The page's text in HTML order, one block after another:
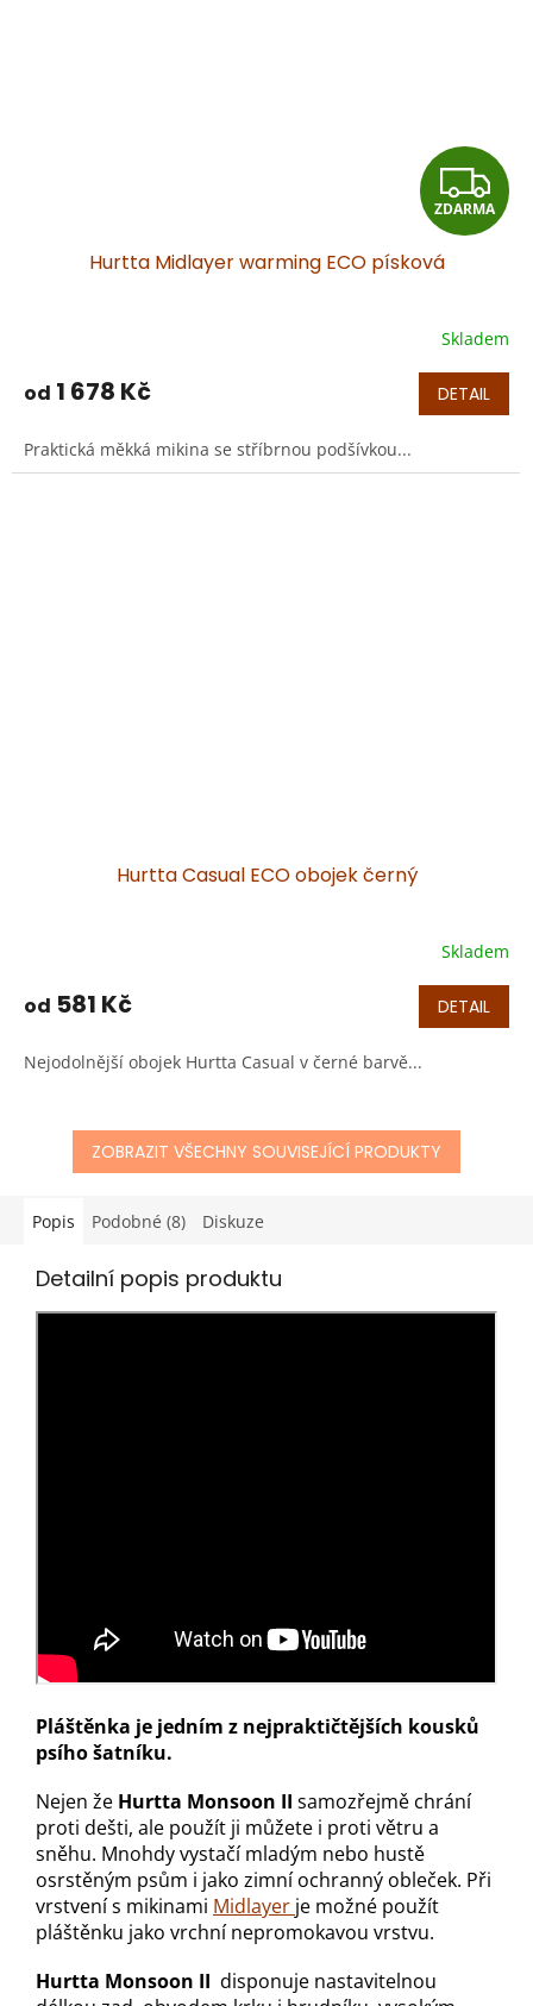
Z
D
R
M
A
ZDARMA
Hurtta Midlayer warming ECO písková
Skladem
od 1 678 Kč DETAIL
Praktická měkká mikina se stříbrnou podšívkou...
Hurtta Casual ECO obojek černý
Skladem
od 581 Kč DETAIL
Nejodolnější obojek Hurtta Casual v černé barvě...
ZOBRAZIT VŠECHNY SOUVISEJÍCÍ PRODUKTY
Popis Podobné (8) Diskuze
Detailní popis produktu
Pláštěnka je jedním z nejpraktičtějších kousků
psího šatníku.
Nejen že Hurtta Monsoon II samozřejmě chrání
proti dešti, ale použít ji můžete i proti větru a
sněhu. Mnohdy vystačí mladým nebo hustě
osrstěným psům i jako zimní ochranný obleček. Při
vrstvení s mikinami Midlayer je možné použít
pláštěnku jako vrchní nepromokavou vrstvu.
Hurtta Monsoon II disponuje nastavitelnou